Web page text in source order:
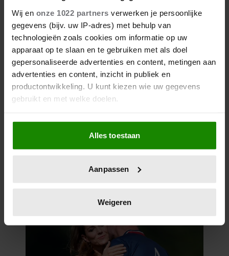
Wij en onze 1022 partners verwerken je persoonlijke
gegevens (bijv. uw IP-adres) met behulp van
technologieën zoals cookies om informatie op uw
apparaat op te slaan en te gebruiken met als doel
gepersonaliseerde advertenties en content, metingen aan
advertenties en content, inzicht in publiek en
productontwikkeling. U kunt kiezen wie uw gegevens
gebruikt en met welke doelen.
Als u het toestaat, willen we ook graag:
Informatie verzamelen over uw geografische
locatie, die tot een paar meter nauwkeurig kan zijn
scannen op specifieke eigenschappen (fingerprinting)
verwerkt en stel uw voorkeuren in het
intrekken in de Cookieverklaring.
We gebruiken cookies om content en advertenties te
Alles toestaan
Aanpassen
Weigeren